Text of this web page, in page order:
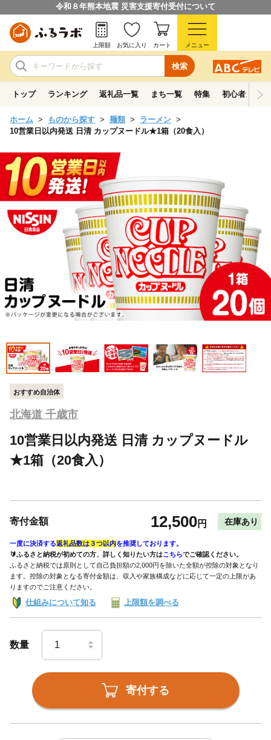
令和８年熊本地震 災害支援寄付受付について
検索
上限額 お気に入り カート メニュー
トップ ランキング 返礼品一覧 まち一覧 特集 初心者ガイド
ホーム ものから探す 麺類
ラーメン
10営業日以内発送 日清 カップヌードル★1箱（20食入）
おすすめ自治体
北海道 千歳市
10営業日以内発送 日清 カップヌードル
★1箱（20食入）
寄付金額 12,500円 在庫あり
一度に決済する返礼品数は３つ以内を推奨しております。
🔰ふるさと納税が初めての方、詳しく知りたい方はこちらでご確認ください。
ふるさと納税では原則として自己負担額の2,000円を除いた全額が控除の対象となり
ます。控除の対象となる寄付金額は、収入や家族構成などに応じて一定の上限があ
りますのでご注意ください。
仕組みについて知る 上限額を調べる
数量
寄付する